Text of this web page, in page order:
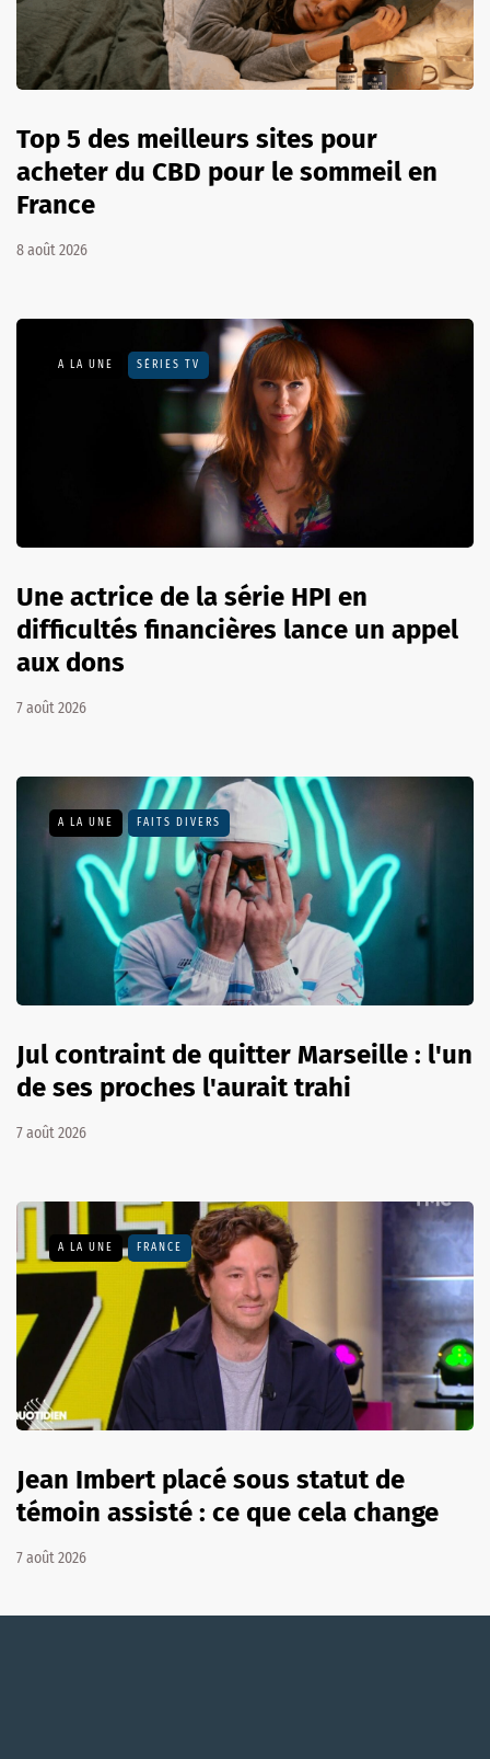
Top 5 des meilleurs sites pour
acheter du CBD pour le sommeil en
France
8 août 2026
A LA UNE SÉRIES TV
Une actrice de la série HPI en
difficultés financières lance un appel
aux dons
7 août 2026
A LA UNE FAITS DIVERS
Jul contraint de quitter Marseille : l'un
de ses proches l'aurait trahi
7 août 2026
A LA UNE FRANCE
Jean Imbert placé sous statut de
témoin assisté : ce que cela change
7 août 2026